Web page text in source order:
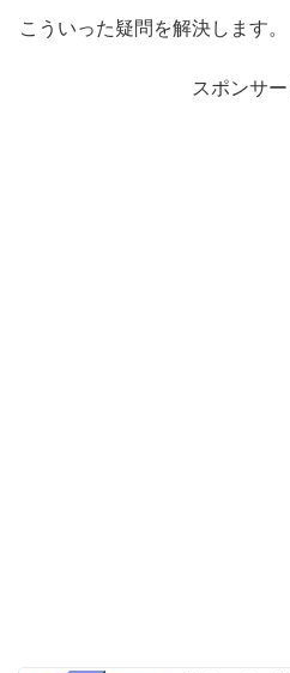
こういった疑問を解決します。
スポンサ